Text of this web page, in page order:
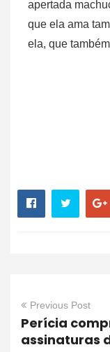
apertada
que ela ama
ela, que
Previous Post
Perícia
assinaturas